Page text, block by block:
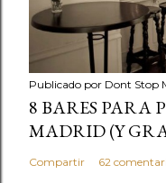
m
e
n
t
a
r
i
Publicado por Dont Stop
8 BARES PARA
MADRID (Y
Compartir 62